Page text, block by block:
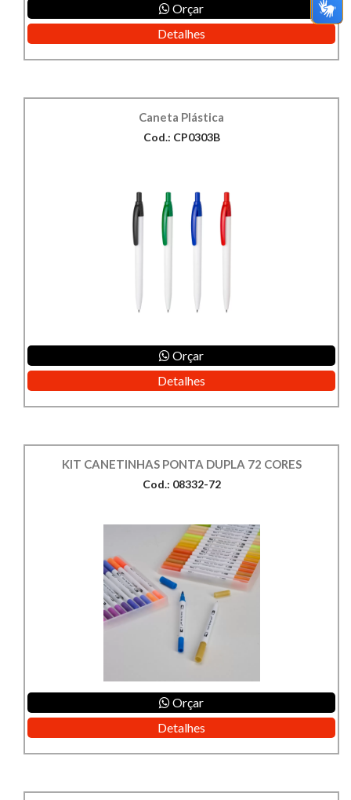
Orçar
Detalhes
Caneta Plástica
Cod.: CP0303B
Orçar
Detalhes
KIT CANETINHAS PONTA DUPLA 72 CORES
Cod.: 08332-72
Orçar
Detalhes